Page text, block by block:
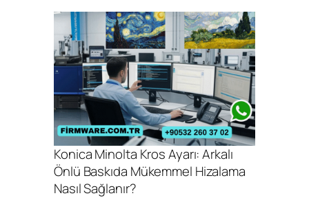
Konica Minolta Kros Ayarı: Arkalı
Önlü Baskıda Mükemmel Hizalama
Nasıl Sağlanır?